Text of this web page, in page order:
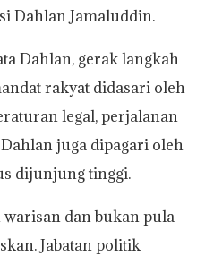
Dahlan Jamaluddin.
Dahlan, gerak langkah
rakyat didasari oleh
legal, perjalanan
juga dipagari oleh
dijunjung tinggi.
warisan dan bukan pula
Jabatan politik